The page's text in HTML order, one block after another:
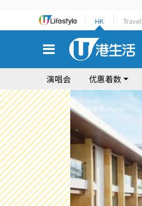
HK Travel
演唱会 优惠着数